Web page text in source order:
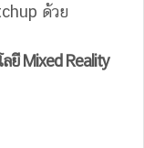
ด้วย
ยี Mixed Reality